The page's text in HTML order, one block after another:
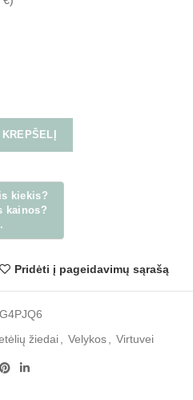
Į KREPŠELĮ
Pridėti į pageidavimų sąrašą
G4PJQ6
žiedai Velykos Virtuvei